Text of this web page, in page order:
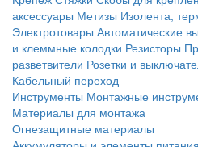
аксессуары Метизы Изолента,
Электротовары Автоматические
и клеммные колодки Резисторы
разветвители Розетки и
Кабельный переход
Инструменты Монтажные
Материалы для монтажа
Огнезащитные материалы